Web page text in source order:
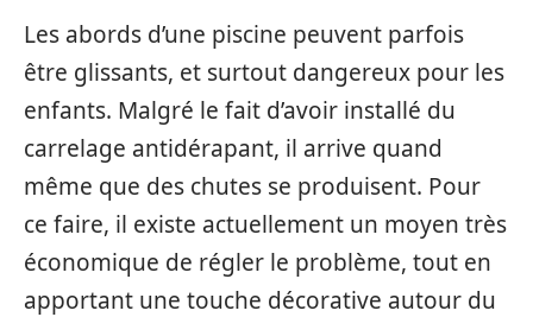
Les abords d’une piscine peuvent parfois
être glissants, et surtout dangereux pour les
enfants. Malgré le fait d’avoir installé du
carrelage antidérapant, il arrive quand
même que des chutes se produisent. Pour
ce faire, il existe actuellement un moyen très
économique de régler le problème, tout en
apportant une touche décorative autour du